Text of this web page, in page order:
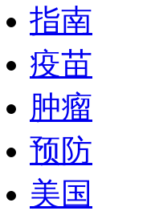
指南
疫苗
肿瘤
预防
美国